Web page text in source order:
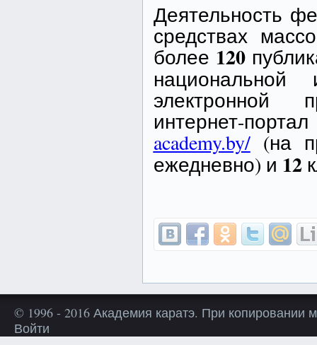
Деятельность
средствах
более 120
электронной
интернет-
academy.by/(на
ежедневно) и 12
© 1996 - 2016 Академия каратэ. При
Войти